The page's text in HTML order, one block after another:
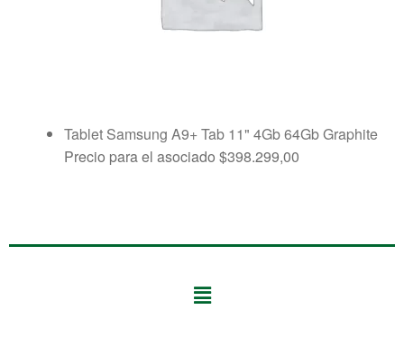
Tablet Samsung A9+ Tab 11" 4Gb 64Gb Graphite
Precio para el asociado $398.299,00